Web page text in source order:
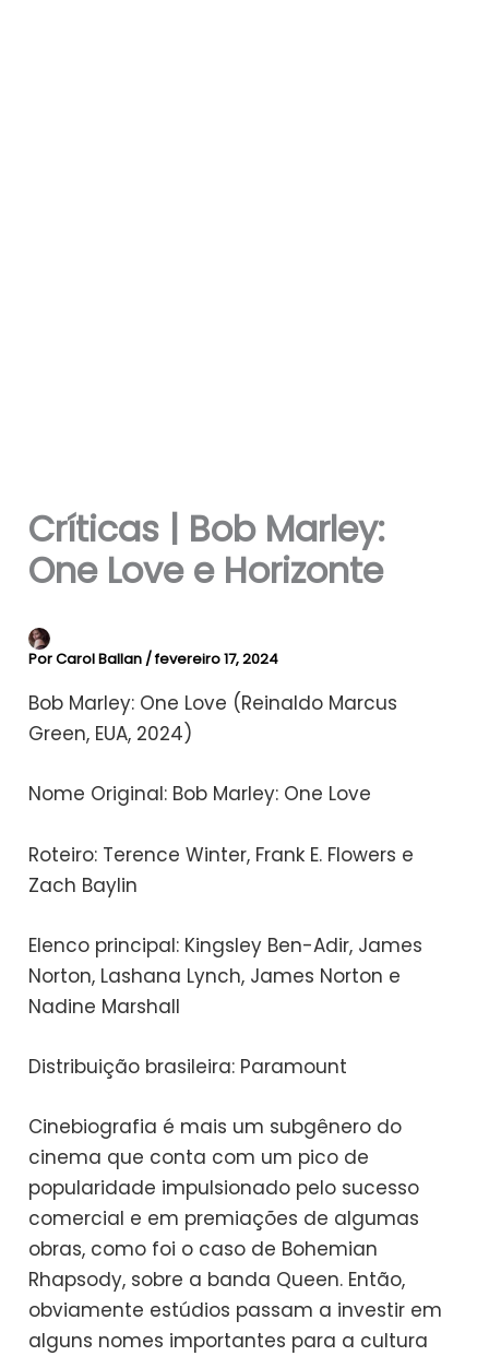
Críticas | Bob Marley:
One Love e Horizonte
PorCarol Ballan /fevereiro 17, 2024
Bob Marley: One Love (Reinaldo Marcus
Green, EUA, 2024)
Nome Original: Bob Marley: One Love
Roteiro: Terence Winter, Frank E. Flowers e
Zach Baylin
Elenco principal: Kingsley Ben-Adir, James
Norton, Lashana Lynch, James Norton e
Nadine Marshall
Distribuição brasileira: Paramount
Cinebiografia é mais um subgênero do
cinema que conta com um pico de
popularidade impulsionado pelo sucesso
comercial e em premiações de algumas
obras, como foi o caso de Bohemian
Rhapsody, sobre a banda Queen. Então,
obviamente estúdios passam a investir em
alguns nomes importantes para a cultura